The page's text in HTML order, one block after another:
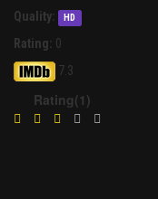
Quality:
HD
Rating: 0
7.3
Rating(1)